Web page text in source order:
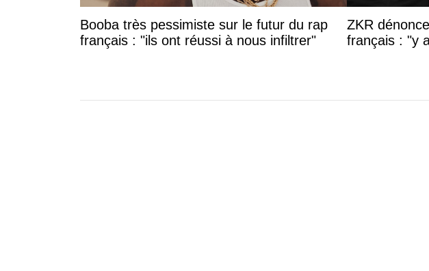
Booba très pessimiste sur le futur du rap
français : "ils ont réussi à nous infiltrer"
ZKR
français : "y